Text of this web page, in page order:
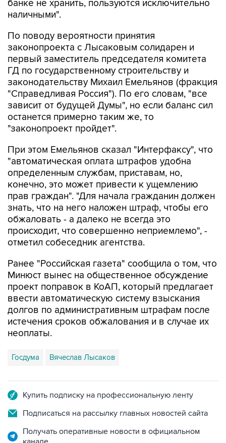
банке не хранить, пользуются исключительно
наличными".
По поводу вероятности принятия
законопроекта с Лысаковым солидарен и
первый заместитель председателя комитета
ГД по государственному строительству и
законодательству Михаил Емельянов (фракция
"Справедливая Россия"). По его словам, "все
зависит от будущей Думы", но если баланс сил
останется примерно таким же, то
"законопроект пройдет".
При этом Емельянов сказал "Интерфаксу", что
"автоматическая оплата штрафов удобна
определенным службам, приставам, но,
конечно, это может привести к ущемлению
прав граждан". "Для начала гражданин должен
знать, что на него наложен штраф, чтобы его
обжаловать - а далеко не всегда это
происходит, что совершенно неприемлемо", -
отметил собеседник агентства.
Ранее "Российская газета" сообщила о том, что
Минюст вынес на общественное обсуждение
проект поправок в КоАП, который предлагает
ввести автоматическую систему взыскания
долгов по административным штрафам после
истечения сроков обжалования и в случае их
неоплаты.
Госдума Вячеслав Лысаков
Купить подписку на профессиональную ленту
Подписаться на рассылку главных новостей сайта
Получать оперативные новости в официальном